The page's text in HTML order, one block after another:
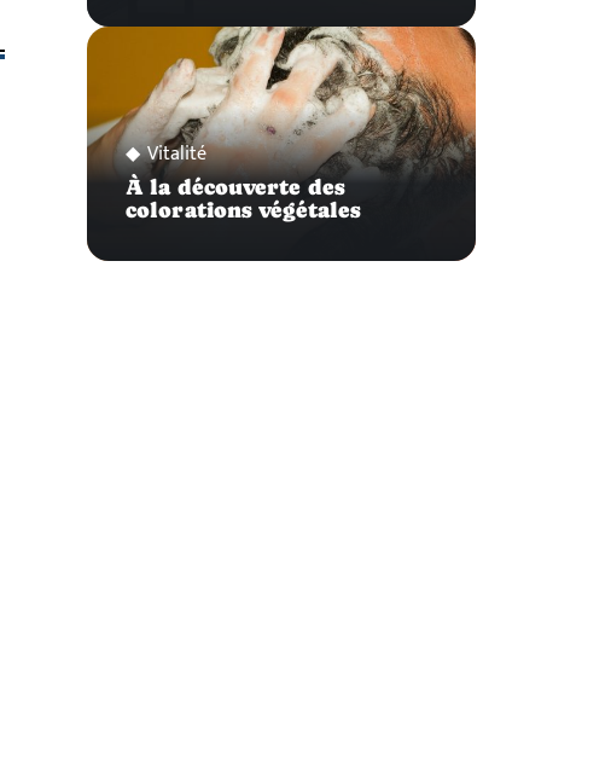
Vitalité
À la découverte des
colorations végétales